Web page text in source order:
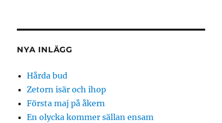
NYA INLÄGG
Hårda bud
Zetorn isär och ihop
Första maj på åkern
En olycka kommer sällan ensam